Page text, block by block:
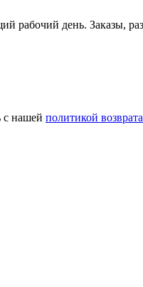
рабочий день.
с нашей политикой возврата